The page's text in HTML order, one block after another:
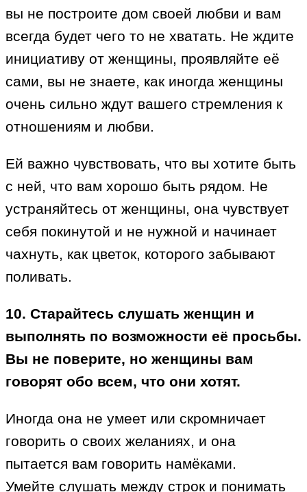
вы не построите дом своей любви и вам
всегда будет чего то не хватать. Не ждите
инициативу от женщины, проявляйте её
сами, вы не знаете, как иногда женщины
очень сильно ждут вашего стремления к
отношениям и любви.
Ей важно чувствовать, что вы хотите быть
с ней, что вам хорошо быть рядом. Не
устраняйтесь от женщины, она чувствует
себя покинутой и не нужной и начинает
чахнуть, как цветок, которого забывают
поливать.
10. Старайтесь слушать женщин и
выполнять по возможности её просьбы.
Вы не поверите, но женщины вам
говорят обо всем, что они хотят.
Иногда она не умеет или скромничает
говорить о своих желаниях, и она
пытается вам говорить намёками.
Умейте слушать между строк и понимать